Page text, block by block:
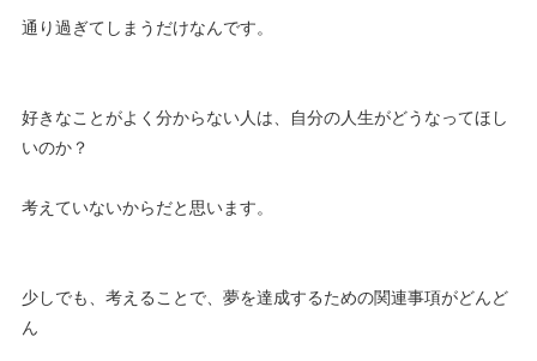
通り過ぎてしまうだけなんです。
好きなことがよく分からない人は、自分の人生がどうなってほし
いのか？
考えていないからだと思います。
少しでも、考えることで、夢を達成するための関連事項がどんど
ん